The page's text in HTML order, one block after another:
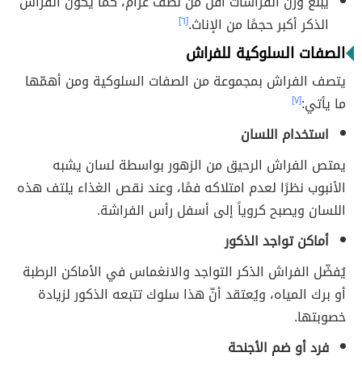
الذكر أكبر حجمًا من الإناث.[٦]
الصفات السلوكية للفراش
يتصف الفراش بمجموعة من الصفات السلوكية ومن أهمّها
ما يأتي:[٧]
استخدام اللسان
يمتص الفراش الرحيق من الزهور بواسطة لسان يشبه
الأنبوب نظرًا لعدم امتلاكه فمًا، وعند نقص الغذاء يلتف هذه
اللسان ويصبح كروياً إلى أسفل رأس الفراشة.
أماكن تواجد الذكور
يُفضّل الفراش الذكر التواجد والانغماس في الأماكن الرطبة
أو برك المياه، ويُعتقد أنّ هذا سلوك تتبعه الذكور لزيادة
خصوبتها.
فرد أو ضم الأجنحة